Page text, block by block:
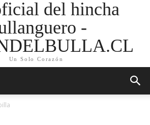
del hincha
-
Un Solo Corazón